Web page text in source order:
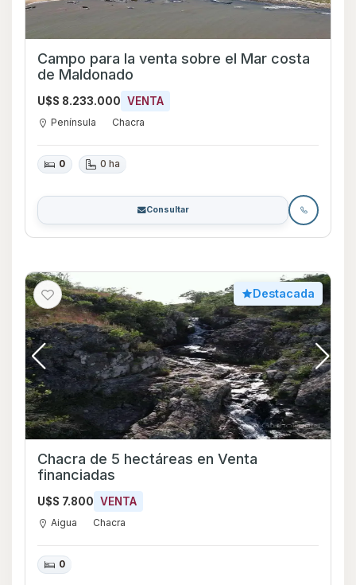
Campo para la venta sobre el Mar costa
de Maldonado
U$S 8.233.000 VENTA
Península Chacra
0 0 ha
Consultar
Destacada
Chacra de 5 hectáreas en Venta
financiadas
U$S 7.800 VENTA
Aigua Chacra
0